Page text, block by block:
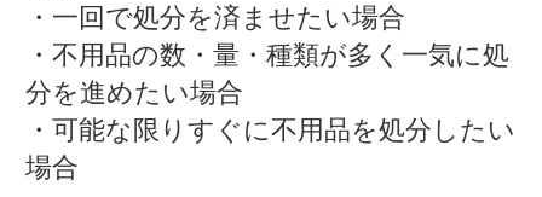
・一回で処分を済ませたい場合
・不用品の数・量・種類が多く一気に処
分を進めたい場合
・可能な限りすぐに不用品を処分したい
場合